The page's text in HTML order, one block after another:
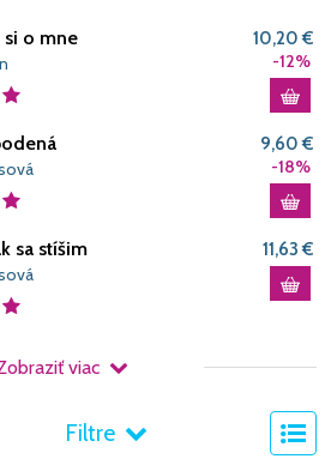
si o mne
10,20 €
-12%
9,60 €
-18%
sa stíšim 11,63 €
viac
Filtre